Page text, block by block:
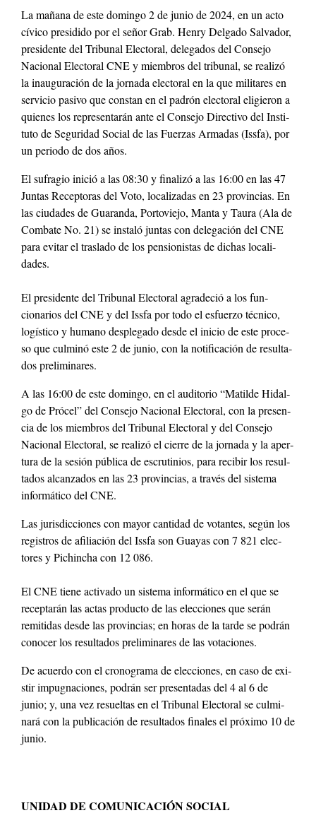
La mañana de este domin­go 2 de junio de 2024, en un acto
cívi­co pre­si­di­do por el señor Grab. Hen­ry Del­ga­do Sal­vador,
pres­i­dente del Tri­bunal Elec­toral, del­e­ga­dos del Con­se­jo
Nacional Elec­toral CNE y miem­bros del tri­bunal, se real­izó
la inau­gu­ración de la jor­na­da elec­toral en la que mil­itares en
ser­vi­cio pasi­vo que con­stan en el padrón elec­toral eligieron a
quienes los rep­re­sen­tarán ante el Con­se­jo Direc­ti­vo del Insti­
tu­to de Seguri­dad Social de las Fuerzas Armadas (Iss­fa), por
un peri­o­do de dos años.
El sufra­gio ini­ció a las 08:30 y final­izó a las 16:00 en las 47
Jun­tas Recep­toras del Voto, local­izadas en 23 provin­cias. En
las ciu­dades de Guaran­da, Por­toviejo, Man­ta y Tau­ra (Ala de
Com­bate No. 21) se instaló jun­tas con del­e­gación del CNE
para evi­tar el trasla­do de los pen­sion­istas de dichas local­i­
dades.
El pres­i­dente del Tri­bunal Elec­toral agrade­ció a los fun­
cionar­ios del CNE y del Iss­fa por todo el esfuer­zo téc­ni­co,
logís­ti­co y humano desple­ga­do des­de el ini­cio de este pro­ce­
so que cul­minó este 2 de junio, con la noti­fi­cación de resul­ta­
dos pre­lim­inares.
A las 16:00 de este domin­go, en el audi­to­rio “Matilde Hidal­
go de Pró­cel” del Con­se­jo Nacional Elec­toral, con la pres­en­
cia de los miem­bros del Tri­bunal Elec­toral y del Con­se­jo
Nacional Elec­toral, se real­izó el cierre de la jor­na­da y la aper­
tu­ra de la sesión públi­ca de escru­ti­n­ios, para recibir los resul­
ta­dos alcan­za­dos en las 23 provin­cias, a través del sis­tema
infor­máti­co del CNE.
Las juris­dic­ciones con may­or can­ti­dad de votantes, según los
reg­istros de afil­iación del Iss­fa son Guayas con 7 821 elec­
tores y Pich­in­cha con 12 086.
El CNE tiene acti­va­do un sis­tema infor­máti­co en el que se
recep­tarán las actas pro­duc­to de las elec­ciones que serán
remi­ti­das des­de las provin­cias; en horas de la tarde se podrán
cono­cer los resul­ta­dos pre­lim­inares de las vota­ciones.
De acuer­do con el crono­gra­ma de elec­ciones, en caso de exi­
s­tir impu­gna­ciones, podrán ser pre­sen­tadas del 4 al 6 de
junio; y, una vez resueltas en el Tri­bunal Elec­toral se cul­mi­
nará con la pub­li­cación de resul­ta­dos finales el próx­i­mo 10 de
junio.
UNIDAD DE COMUNICACIÓN SOCIAL